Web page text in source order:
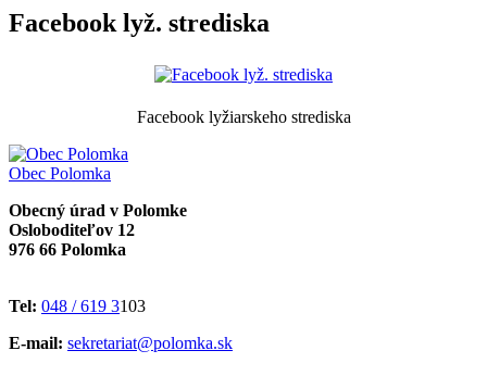
Facebook lyž. strediska
Facebook lyžiarskeho strediska
Obec Polomka
Obecný úrad v Polomke
Osloboditeľov 12
976 66 Polomka
Tel: 048 / 619 3103
E-mail: sekretariat@polomka.sk